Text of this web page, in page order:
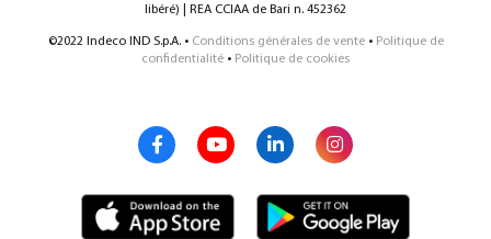
libéré) | REA CCIAA de Bari n. 452362
©2022 Indeco IND S.p.A. • Conditions générales de vente• Politique de
confidentialité • Politique de cookies